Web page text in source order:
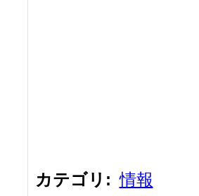
カテゴリ : 情報